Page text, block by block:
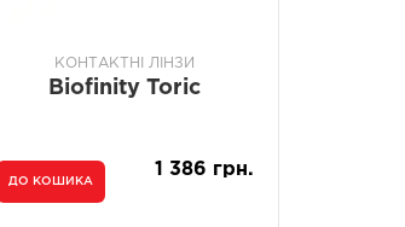
КОНТАКТНІ ЛІНЗИ
Biofinity Toric
ДО КОШИКА
1 386 грн.